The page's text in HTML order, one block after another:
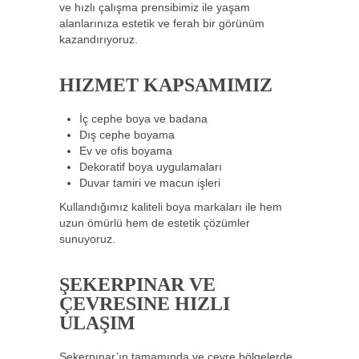
ve hızlı çalışma prensibimiz ile yaşam
alanlarınıza estetik ve ferah bir görünüm
kazandırıyoruz.
HIZMET KAPSAMIMIZ
İç cephe boya ve badana
Dış cephe boyama
Ev ve ofis boyama
Dekoratif boya uygulamaları
Duvar tamiri ve macun işleri
Kullandığımız kaliteli boya markaları ile hem
uzun ömürlü hem de estetik çözümler
sunuyoruz.
ŞEKERPINAR VE
ÇEVRESINE HIZLI
ULAŞIM